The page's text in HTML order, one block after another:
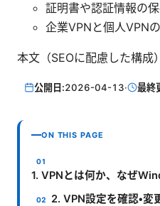
証明書や認証情報の
企業VPNと個人VPN
本文（SEOに配慮した構成）
公開日:2026-04-13· 最終
ON THIS PAGE
1. VPNとは何か、なぜ
2. VPN設定を確認・